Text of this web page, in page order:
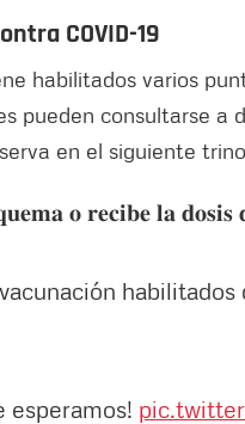
COVID-19
habilitados varios
pueden consultarse
en el siguiente
𝐨 𝐫𝐞𝐜𝐢𝐛𝐞 𝐥𝐚
esperamos!